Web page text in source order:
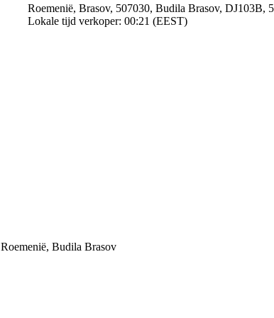
Roemenië, Brasov, 507030, Budila Brasov, DJ103B,
Lokale tijd verkoper: 00:21 (EEST)
Roemenië, Budila Brasov